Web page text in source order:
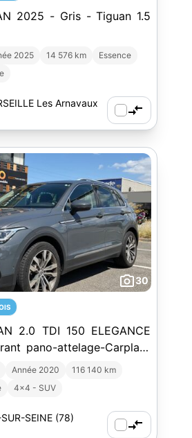
2025 - Gris - Tiguan 1.5
2025 14 576 km
Essence
Les Arnavaux
30
2.0 TDI 150 ELEGANCE
pano-attelage-Carplay-
AV
Année 2020
116 140 km
4x4 - SUV
SEINE (78)